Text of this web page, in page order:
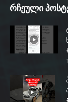
რჩეული